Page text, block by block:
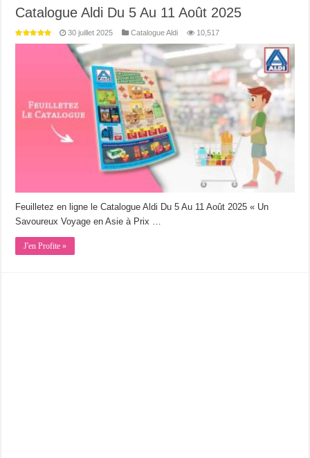
Catalogue Aldi Du 5 Au 11 Août 2025
30 juillet 2025 Catalogue Aldi 10,517
Feuilletez en ligne le Catalogue Aldi Du 5 Au 11 Août 2025 « Un
Savoureux Voyage en Asie à Prix …
J'en Profite »